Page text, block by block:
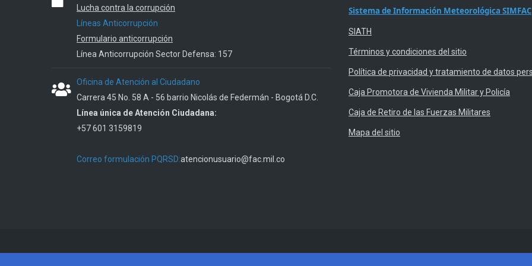
Lucha contra la corrupción
Líneas Anticorrupción
Formulario anticorrupción
Línea Anticorrupción Sector Defensa: 157
Oficina de Atención al Ciudadano
Carrera 45 No. 58 A - 56 barrio Nicolás de Federmán - Bogotá D.C.
Línea única de Atención Ciudadana:
+57 601 3159819
Correo formulación PQRSD:atencionusuario@fac.mil.co
Sistema de Información Meteorológica SIMFAC
SIATH
Términos y condiciones del sitio
Política de privacidad y tratamiento de datos
Caja Promotora de Vivienda Militar y Policía
Caja de Retiro de las Fuerzas Militares
Mapa del sitio